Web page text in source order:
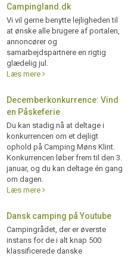
Campingland.dk
Vi vil gerne benytte lejligheden til
at ønske alle brugere af portalen,
annoncører og
samarbejdspartnere en rigtig
glædelig jul.
Læs mere
Decemberkonkurrence: Vind
en Påskeferie
Du kan stadig nå at deltage i
konkurrencen om et dejligt
ophold på Camping Møns Klint.
Konkurrencen løber frem til den 3.
januar, og du kan deltage én gang
om dagen.
Læs mere
Dansk camping på Youtube
Campingrådet, der er øverste
instans for de i alt knap 500
klassificerede danske